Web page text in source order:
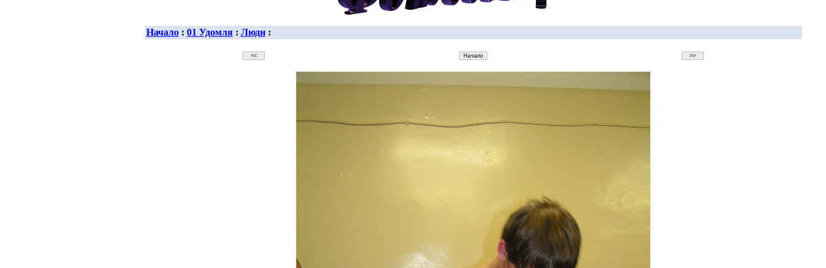
Начало: 01 Удомля: Люди: